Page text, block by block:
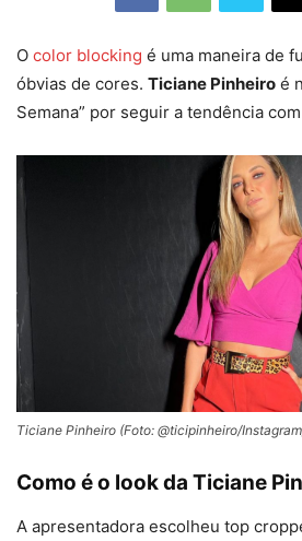
O color blocking é uma maneira de
óbvias de cores. Ticiane Pinheiro é
Semana” por seguir a tendência
Ticiane Pinheiro (Foto: @ticipinheiro/
Como é o look da Ticiane
A apresentadora escolheu top